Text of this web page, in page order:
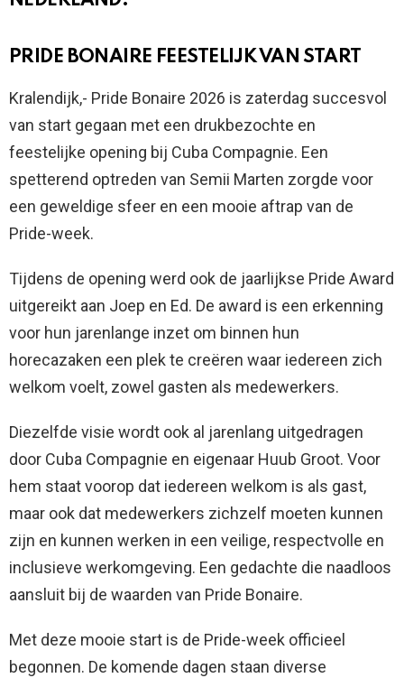
PRIDE BONAIRE FEESTELIJK VAN START
Kralendijk,- Pride Bonaire 2026 is zaterdag succesvol
van start gegaan met een drukbezochte en
feestelijke opening bij Cuba Compagnie. Een
spetterend optreden van Semii Marten zorgde voor
een geweldige sfeer en een mooie aftrap van de
Pride-week.
Tijdens de opening werd ook de jaarlijkse Pride Award
uitgereikt aan Joep en Ed. De award is een erkenning
voor hun jarenlange inzet om binnen hun
horecazaken een plek te creëren waar iedereen zich
welkom voelt, zowel gasten als medewerkers.
Diezelfde visie wordt ook al jarenlang uitgedragen
door Cuba Compagnie en eigenaar Huub Groot. Voor
hem staat voorop dat iedereen welkom is als gast,
maar ook dat medewerkers zichzelf moeten kunnen
zijn en kunnen werken in een veilige, respectvolle en
inclusieve werkomgeving. Een gedachte die naadloos
aansluit bij de waarden van Pride Bonaire.
Met deze mooie start is de Pride-week officieel
begonnen. De komende dagen staan diverse